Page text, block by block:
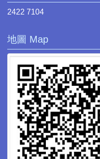
2422 7104
地圖 Map